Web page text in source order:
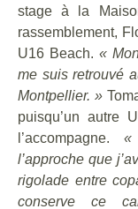
stage à la
rassemblement,
U16 Beach. «
me suis retrouvé
Montpellier. »
puisqu’un autre
l’accompagne.«
l’approche que
rigolade entre
conserve ce